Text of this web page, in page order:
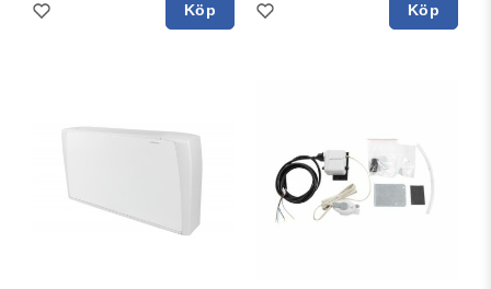
Köp Köp